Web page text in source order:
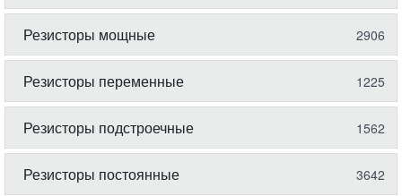
Резисторы мощные 2906
Резисторы переменные 1225
Резисторы подстроечные 1562
Резисторы постоянные 3642